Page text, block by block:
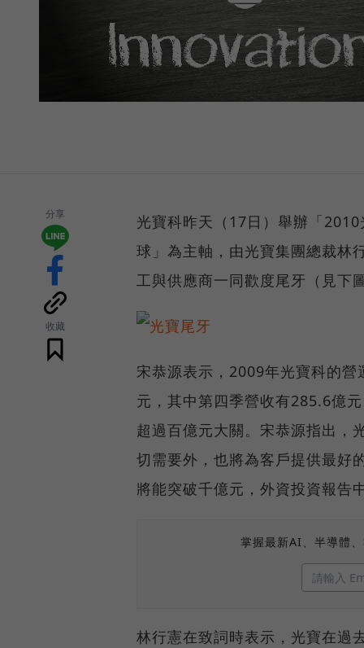
分享
收藏
光寶科昨天（17日）舉辦「
球」為主軸，由光寶集團總裁林
工與供應商一同歡度尾牙（見下
宋恭源表示，2009年光寶科的
元，其中第四季營收有285.6億
超過百億元大關。宋恭源指出，
切需要外，也將為客戶提供最好
將能突破千億元，外資投資報告
掌握最新AI、半導體
林行憲在致詞時表示，光寶在過